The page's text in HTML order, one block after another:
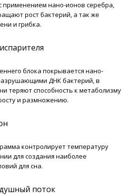
применением нано-ионов серебра,
рост бактерий, а так же
и грибка.
блока покрывается нано-
ДНК бактерий, в
теряют способность к метаболизму
и размножению.
контролирует температуру
для создания наиболее
для сна.
поток